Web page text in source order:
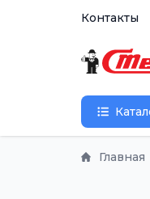
Контакты
Главная